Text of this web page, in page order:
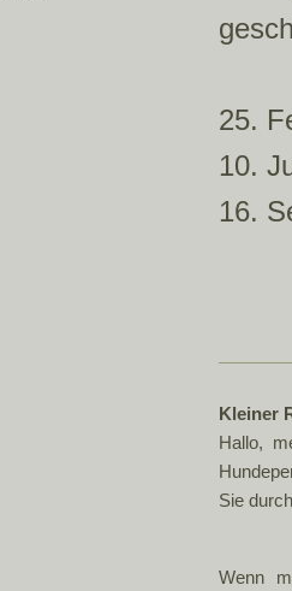
25.
10.
16.
Kleiner
Hallo,
Sie
Wenn